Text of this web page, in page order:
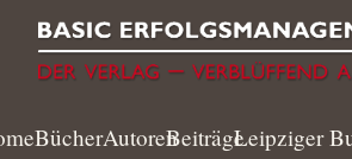
BücherAutorenBeiträgeLeipziger